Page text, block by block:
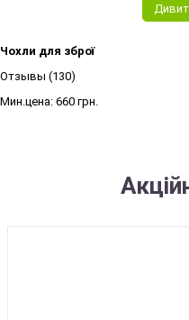
Чохли для зброї
Отзывы (130)
Мин.цена: 660 грн.